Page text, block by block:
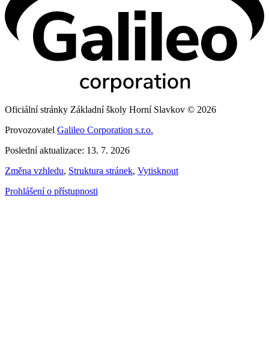
Oficiální stránky Základní školy Horní Slavkov © 2026
Provozovatel Galileo Corporation s.r.o.
Poslední aktualizace: 13. 7. 2026
Změna vzhledu, Struktura stránek, Vytisknout
Prohlášení o přístupnosti